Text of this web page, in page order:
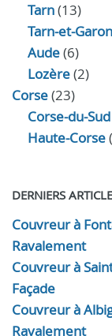
Tarn(13)
Tarn-et-
Aude(6)
Lozère(2)
Corse(23)
Corse-du-Sud
Haute-Corse
DERNIERS
Couvreur à
Ravalement
Couvreur à
Façade
Couvreur à
Ravalement